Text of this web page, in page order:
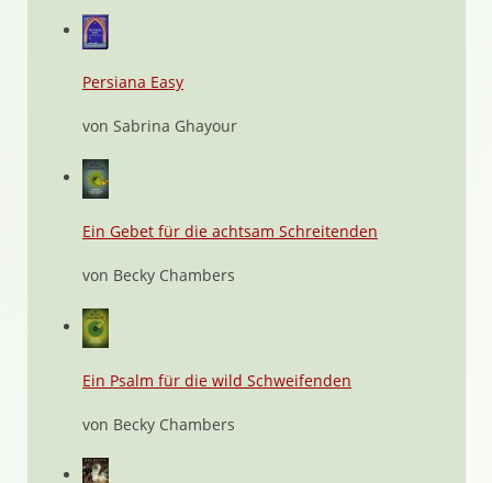
Persiana Easy
von Sabrina Ghayour
Ein Gebet für die achtsam Schreitenden
von Becky Chambers
Ein Psalm für die wild Schweifenden
von Becky Chambers